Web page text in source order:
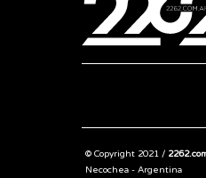
© Copyright 2021 /
Necochea - Argentina